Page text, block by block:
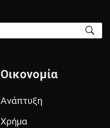
Οικονομία
Ανάπτυξη
Χρήμα